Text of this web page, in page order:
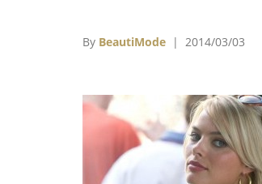
McConaughey；影后則不
樂部》的 傑瑞李圖Jared
次入圍並在《自由之心》中
星露琵塔尼詠歐Lupita
贏家則為由導演艾方索柯朗
By BeautiMode | 2014/03/03